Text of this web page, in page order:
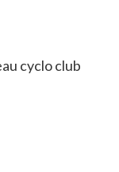
cyclo club